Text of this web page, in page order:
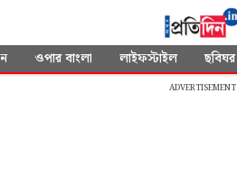
ওপার বাংলা লাইফস্টাইল ছবিঘর
ADVERTISEMENT